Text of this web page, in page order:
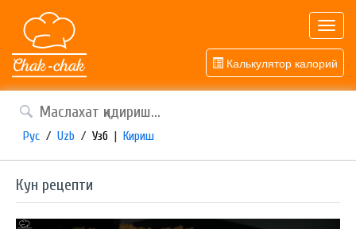
Калькулятор калорий
Рус / Uzb / Узб | Кириш
Кун рецепти